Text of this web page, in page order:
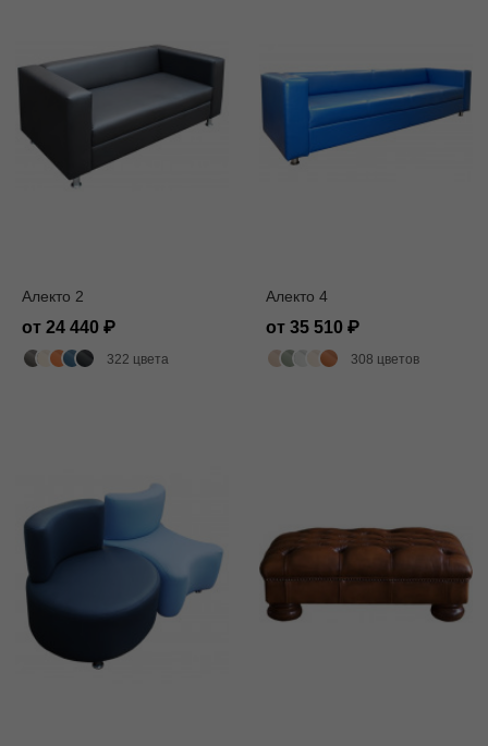
Алекто 2
от 24 440
322 цвета
Алекто 4
от 35 510
308 цветов